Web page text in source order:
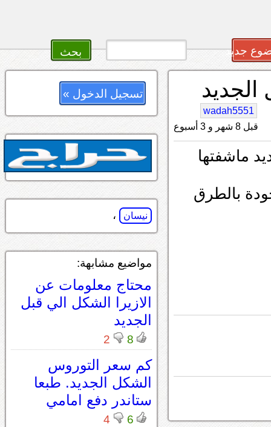
جديد
wadah5551
قبل 8 شهر و 3 أسبوع
الجديد ماشفتها
بالطرق
تسجيل الدخول »
نيسان ،
مواضيع مشابهة:
محتاج معلومات عن
الازيرا الشكل الي قبل
الجديد
8
2
كم سعر التوروس
الشكل الجديد. طبعا
ستاندر دفع امامي
6
4